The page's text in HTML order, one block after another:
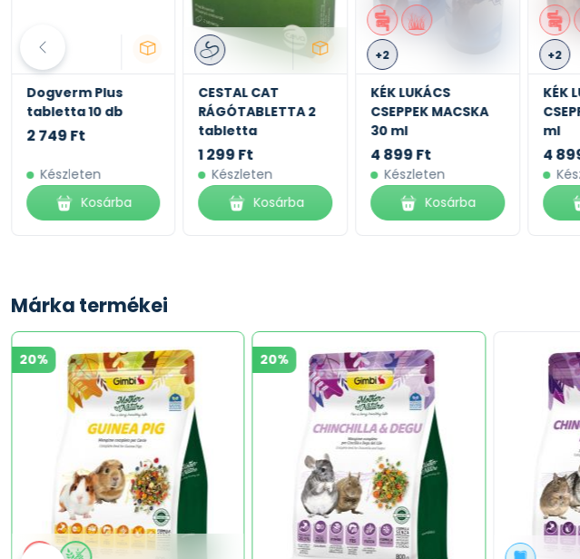
Dogverm Plus
tabletta 10 db
2 749 Ft
Készleten
Kosárba
CESTAL CAT
RÁGÓTABLETTA 2
tabletta
1 299 Ft
Készleten
Kosárba
+2
KÉK LUKÁCS
CSEPPEK MACSKA
30 ml
4 899 Ft
Készleten
Kosárba
+2
KÉK
ml
4
Márka termékei
20% 20%